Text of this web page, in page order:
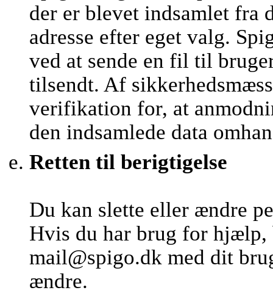
der er blevet indsamlet fra
adresse efter eget valg.
ved at sende en fil til
tilsendt. Af
verifikation for, at
den indsamlede data
Retten til berigtigelse
Du kan slette eller ændre
Hvis du har brug for hjælp,
mail@spigo.dk med dit
ændre.